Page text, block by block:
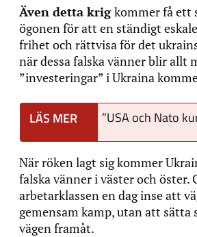
Även detta krigkommer få ett
ögonen för att en ständigt
frihet och rättvisa för det
när dessa falska vänner blir allt
”investeringar” i Ukraina
”USA och Nato
När röken lagt sig kommer
falska vänner i väster och
arbetarklassen en dag inse att
gemensam kamp, utan att
vägen framåt.